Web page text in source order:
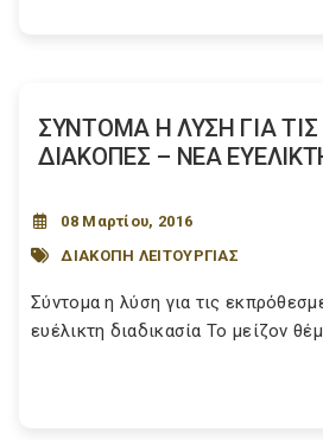
ΣΥΝΤΟΜΑ Η ΛΥΣΗ ΓΙΑ
ΔΙΑΚΟΠΕΣ – ΝΕΑ
08 Μαρτίου, 2016
ΔΙΑΚΟΠΗ ΛΕΙΤΟΥΡΓΙΑΣ
Σύντομα η λύση για τις
ευέλικτη διαδικασία Το μείζον